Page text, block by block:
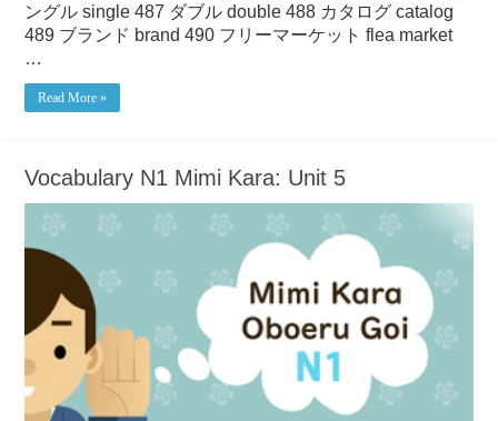
ングル single 487 ダブル double 488 カタログ catalog
489 ブランド brand 490 フリーマーケット flea market
…
Read More »
Vocabulary N1 Mimi Kara: Unit 5